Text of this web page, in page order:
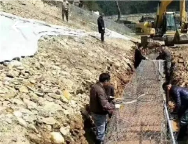
家
へ
製
ヤ
ー.
Copyright
Hebei
Nova
Metal
Wire
Mesh
Products
Co.,
Ltd..
All
Rights
Reserved.